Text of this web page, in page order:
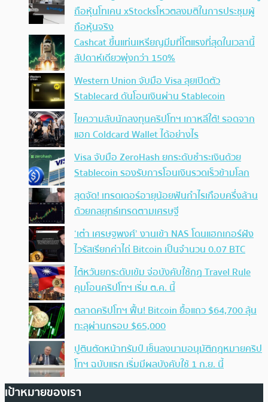
ถือหุ้นโทเคน xStocksโหวตลงมติในการประชุมผู้
ถือหุ้นจริง
Cashcat ขึ้นแท่นเหรียญมีมที่โตแรงที่สุดในเวลานี้
สัปดาห์เดียวพุ่งกว่า 150%
Western Union จับมือ Visa ลุยเปิดตัว
Stablecard ดันโอนเงินผ่าน Stablecoin
ไขความลับนักลงทุนคริปโทฯ เกาหลีใต้! รอดจาก
แฮก Coldcard Wallet ได้อย่างไร
Visa จับมือ ZeroHash ยกระดับชำระเงินด้วย
Stablecoin รองรับการโอนเงินรวดเร็วข้ามโลก
สุดจัด! เทรดเดอร์อายุน้อยฟันกำไรเกือบครึ่งล้าน
ด้วยกลยุทธ์เทรดตามเศรษฐี
‘เต๋า เศรษฐพงศ์’ งานเข้า NAS โดนแฮกเกอร์ฝัง
ไวรัสเรียกค่าไถ่ Bitcoin เป็นจำนวน 0.07 BTC
ไต้หวันยกระดับเข้ม จ่อบังคับใช้กฏ Travel Rule
คุมโอนคริปโทฯ เริ่ม ต.ค. นี้
ตลาดคริปโทฯ ฟื้น! Bitcoin ยื้อแถว $64,700 ลุ้น
ทะลุผ่านกรอบ $65,000
ปูตินตัดหน้าทรัมป์ เซ็นลงนามอนุมัติกฎหมายคริป
โทฯ ฉบับแรก เริ่มมีผลบังคับใช้ 1 ก.ย. นี้
เป้าหมายของเรา